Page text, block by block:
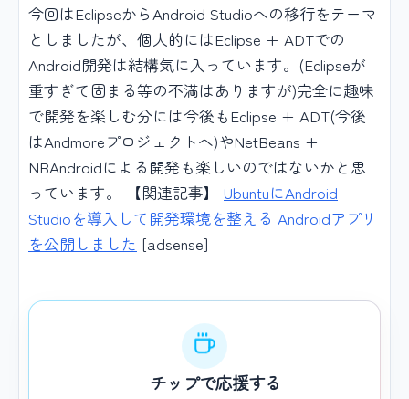
今回はEclipseからAndroid Studioへの移行をテーマ
としましたが、個人的にはEclipse + ADTでの
Android開発は結構気に入っています。(Eclipseが
重すぎて固まる等の不満はありますが)完全に趣味
で開発を楽しむ分には今後もEclipse + ADT(今後
はAndmoreプロジェクトへ)やNetBeans +
NBAndroidによる開発も楽しいのではないかと思
っています。 【関連記事】 UbuntuにAndroid
Studioを導入して開発環境を整える Androidアプリ
を公開しました [adsense]
チップで応援する